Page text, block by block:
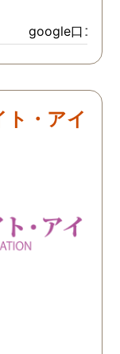
google口コミ
ト・アイ